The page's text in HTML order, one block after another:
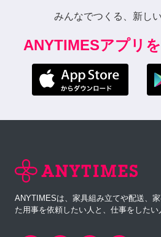
みんなでつくる、新し
ANYTIMESアプリ
ANYTIMESは、家具組み立てや配送、
た用事を依頼したい人と、仕事をしたい